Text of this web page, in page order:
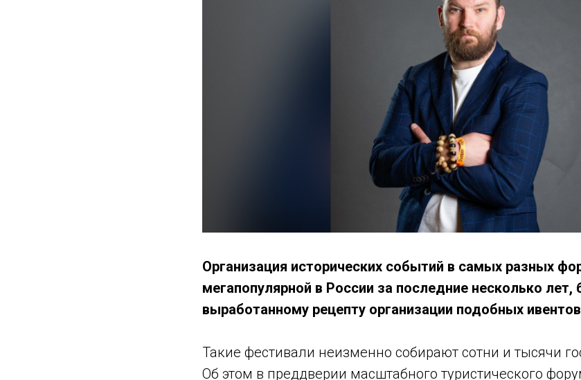
Организация исторических событий в самых разных
мегапопулярной в России за последние несколько лет,
выработанному рецепту организации подобных
Такие фестивали неизменно собирают сотни и тысячи
Об этом в преддверии масштабного туристического